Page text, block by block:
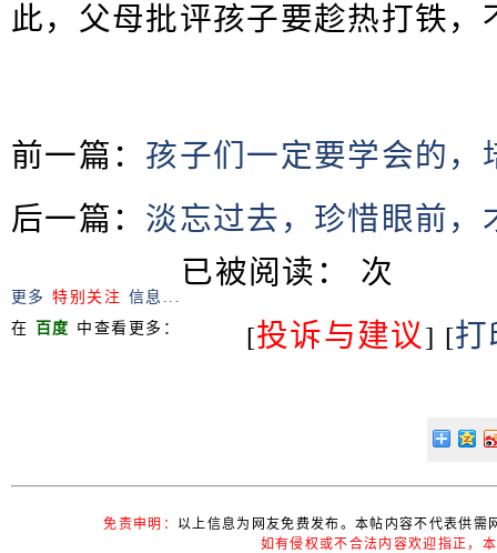
此，父母批评孩子要趁热打铁
前一篇： 孩子们一定要学会的，
后一篇： 淡忘过去，珍惜眼前，
已被阅读： 次
更多特别关注 信息...
在 百度 中查看更多： [投诉与建议 ] [打
免责申明： 以上信息为网友免费发布。本帖内容不代表供
如有侵权或不合法内容欢迎指正，